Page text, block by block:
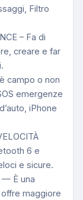
Filtro
– Fa di
creare e far
campo o non
emergenze
iPhone
6 e
e sicure.
— È una
maggiore